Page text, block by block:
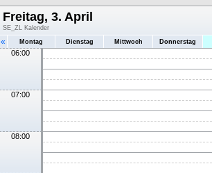
Freitag, 3. April
SE_ZL Kalender
« Montag Dienstag Mittwoch Donnerstag
06:00
07:00
08:00